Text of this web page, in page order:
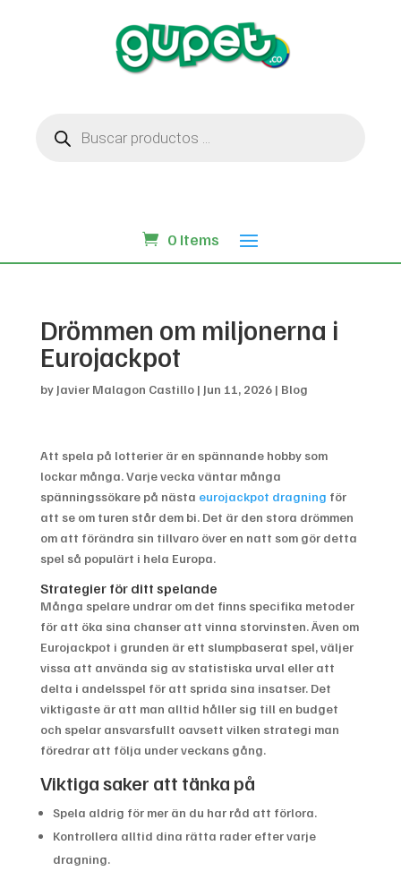
productos
0 Items
Drömmen om miljonerna i
Eurojackpot
by Javier Malagon Castillo| Jun 11, 2026| Blog
Att spela på lotterier är en spännande hobby som
lockar många. Varje vecka väntar många
spänningssökare på nästa eurojackpot dragning för
att se om turen står dem bi. Det är den stora drömmen
om att förändra sin tillvaro över en natt som gör detta
spel så populärt i hela Europa.
Strategier för ditt spelande
Många spelare undrar om det finns specifika metoder
för att öka sina chanser att vinna storvinsten. Även om
Eurojackpot i grunden är ett slumpbaserat spel, väljer
vissa att använda sig av statistiska urval eller att
delta i andelsspel för att sprida sina insatser. Det
viktigaste är att man alltid håller sig till en budget
och spelar ansvarsfullt oavsett vilken strategi man
föredrar att följa under veckans gång.
Viktiga saker att tänka på
Spela aldrig för mer än du har råd att förlora.
Kontrollera alltid dina rätta rader efter varje
dragning.